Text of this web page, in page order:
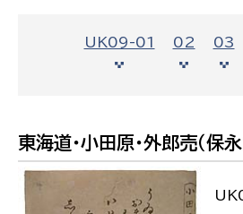
UK09-01 02 03
東海道・小田原・外郎売（保永